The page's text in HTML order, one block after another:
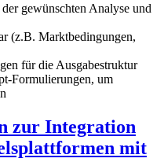
gewünschten Analyse und
(z.B. Marktbedingungen,
für die Ausgabestruktur
Formulierungen, um
zur Integration
mit